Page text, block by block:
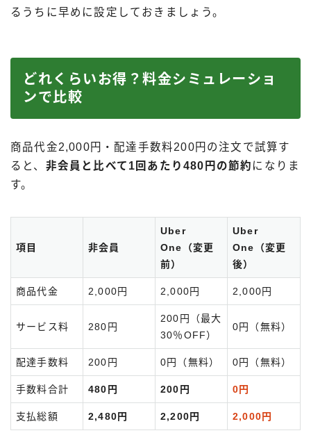
るうちに早めに設定しておきましょう。
どれくらいお得？料金シミュレーショ
ンで比較
商品代金2,000円・配達手数料200円の注文で試算す
ると、 非会員と比べて1回あたり480円の節約 になりま
す。
項目 非会員
Uber
One（変更
前）
Uber
One（変更
後）
商品代金 2,000円 2,000円 2,000円
サービス料 280円
200円（最大
30％OFF）
0円（無料）
配達手数料 200円 0円（無料） 0円（無料）
手数料合計 480円 200円 0円
支払総額 2,480円 2,200円 2,000円